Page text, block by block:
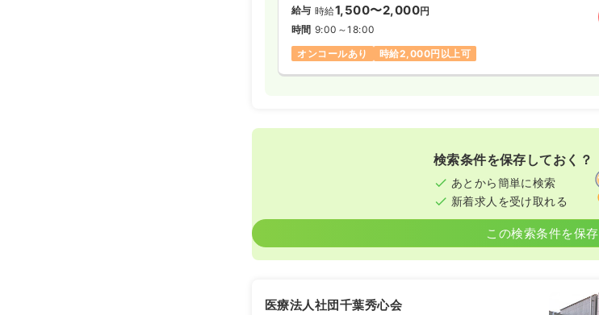
時間 8:30～17:00
給与 時給1,500〜2,000円
時間 9:00～18:00
オンコールあり
時給2,000円以上可
検索条件を保存しておく？
あとから簡単に検索
新着求人を受け取れる
この検索条件を保存
医療法人社団千葉秀心会